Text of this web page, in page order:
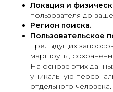
Локация и
пользователя до
Регион поиска.
Пользовательское
предыдущих
маршруты,
На основе этих
уникальную
отдельного человека.